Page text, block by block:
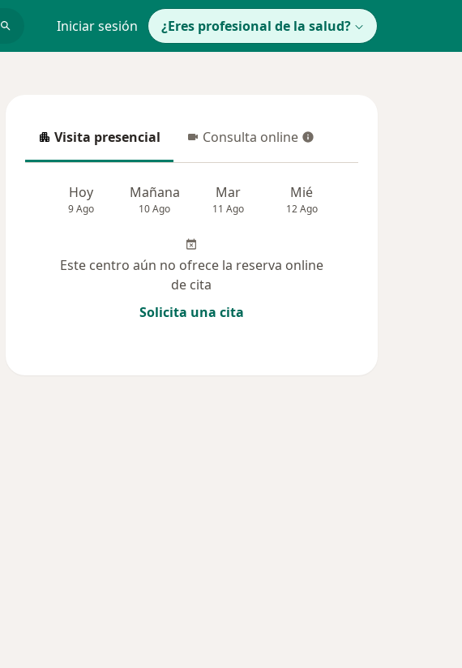
Iniciar sesión ¿Eres profesional de la salud?
Visita presencial
Visita presencial Consulta online
Consulta online
Hoy
9 Ago
Mañana
10 Ago
Mar
11 Ago
Mié
12 Ago
Este centro aún no ofrece la reserva online
de cita
Solicita una cita